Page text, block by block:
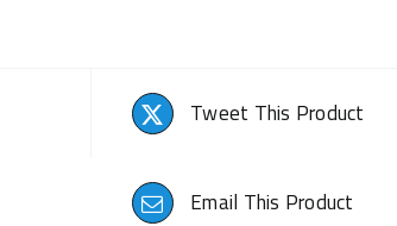
Tweet This Product
Email This Product